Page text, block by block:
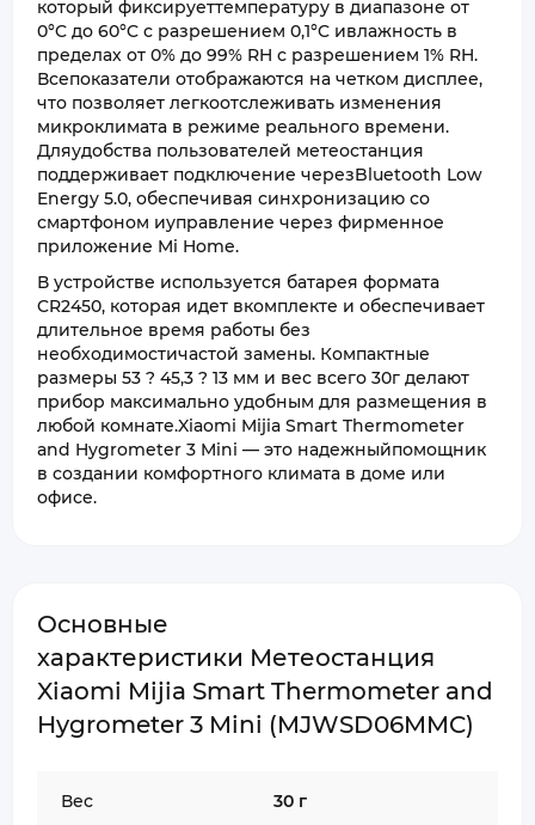
который фиксируеттемпературу в диапазоне от
0°C до 60°C с разрешением 0,1°C ивлажность в
пределах от 0% до 99% RH с разрешением 1% RH.
Всепоказатели отображаются на четком дисплее,
что позволяет легкоотслеживать изменения
микроклимата в режиме реального времени.
Дляудобства пользователей метеостанция
поддерживает подключение черезBluetooth Low
Energy 5.0, обеспечивая синхронизацию со
смартфоном иуправление через фирменное
приложение Mi Home.
В устройстве используется батарея формата
CR2450, которая идет вкомплекте и обеспечивает
длительное время работы без
необходимостичастой замены. Компактные
размеры 53 ? 45,3 ? 13 мм и вес всего 30г делают
прибор максимально удобным для размещения в
любой комнате.Xiaomi Mijia Smart Thermometer
and Hygrometer 3 Mini — это надежныйпомощник
в создании комфортного климата в доме или
офисе.
Основные
характеристики Метеостанция
Xiaomi Mijia Smart Thermometer and
Hygrometer 3 Mini (MJWSD06MMC)
Вес 30 г